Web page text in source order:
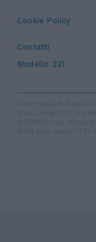
Cookie Policy
Contatti
Modello 231